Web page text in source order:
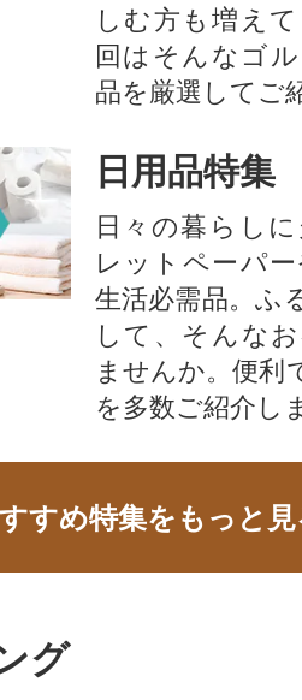
しむ方も増え
回はそんなゴ
品を厳選してご
日用品特集
日々の暮らし
レットペーパ
生活必需品。ふ
して、そんな
ませんか。便利
を多数ご紹介し
すめ特集をもっと
グ